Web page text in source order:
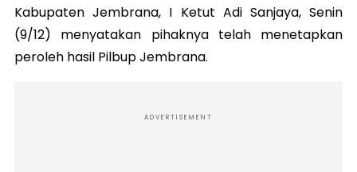
Kabupaten Jembrana, I Ketut Adi Sanjaya, Senin
(9/12) menyatakan pihaknya telah menetapkan
peroleh hasil Pilbup Jembrana.
ADVERTISEMENT